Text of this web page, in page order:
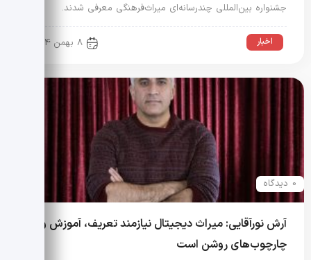
جشنواره بین‌المللی چندرسانه‌ای میراث‌فرهنگی معرفی شدند.
اخبار 8 بهمن 1404
0 دیدگاه
آرش نورآقایی: میراث دیجیتال نیازمند تعریف، آموزش و
چارچوب‌های روشن است